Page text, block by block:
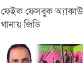
ফেইক ফেসবুক
থানায় জিডি